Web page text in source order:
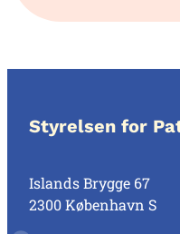
Styrelsen for
Islands Brygge 67
2300 København S